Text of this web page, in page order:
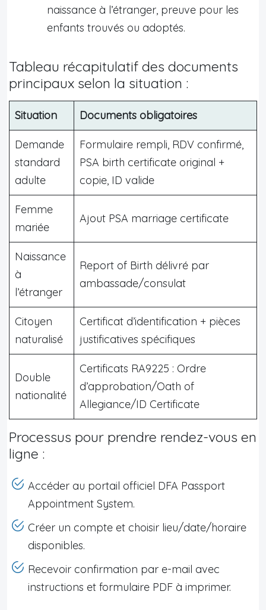
naissance à l’étranger, preuve pour les
enfants trouvés ou adoptés.
Tableau récapitulatif des documents
principaux selon la situation :
Situation Documents obligatoires
Demande
standard
adulte
Formulaire rempli, RDV confirmé,
PSA birth certificate original +
copie, ID valide
Femme
mariée
Ajout PSA marriage certificate
Naissance
à
l’étranger
Report of Birth délivré par
ambassade/consulat
Citoyen
naturalisé
Certificat d’identification + pièces
justificatives spécifiques
Double
nationalité
Certificats RA9225 : Ordre
d’approbation/Oath of
Allegiance/ID Certificate
Processus pour prendre rendez-vous en
ligne :
Accéder au portail officiel DFA Passport
Appointment System.
Créer un compte et choisir lieu/date/horaire
disponibles.
Recevoir confirmation par e-mail avec
instructions et formulaire PDF à imprimer.